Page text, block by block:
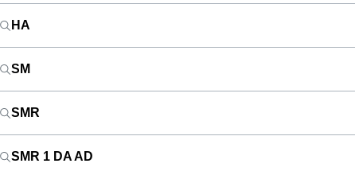
HA
SM
SMR
SMR 1 DA AD